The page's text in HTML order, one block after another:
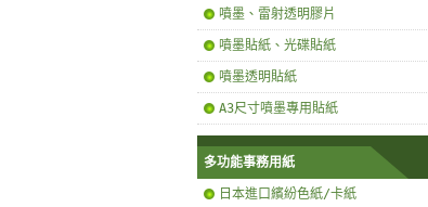
噴墨、雷射透明膠片
噴墨貼紙、光碟貼紙
噴墨透明貼紙
A3尺寸噴墨專用貼紙
多功能事務用紙
日本進口繽紛色紙/卡紙